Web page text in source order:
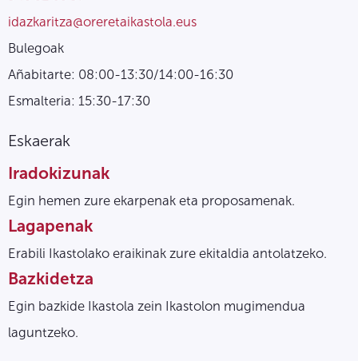
idazkaritza@oreretaikastola.eus
Bulegoak
Añabitarte: 08:00-13:30/14:00-16:30
Esmalteria: 15:30-17:30
Eskaerak
Iradokizunak
Egin hemen zure ekarpenak eta proposamenak.
Lagapenak
Erabili Ikastolako eraikinak zure ekitaldia antolatzeko.
Bazkidetza
Egin bazkide Ikastola zein Ikastolon mugimendua
laguntzeko.